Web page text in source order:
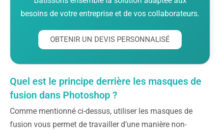
besoins de votre entreprise et de vos collaborateurs.
OBTENIR UN DEVIS PERSONNALISÉ
Quel est le principe derrière les masques de
fusion dans Photoshop ?
Comme mentionné ci-dessus, utiliser les masques de
fusion vous permet de travailler d’une manière non-